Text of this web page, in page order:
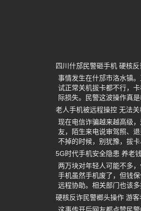
四川什邡民警砸手机 硬核
事情发生在什邡市洛水镇
试正常关机拔卡都不行，
际损失。民警这波操作真
老人手机被远程操控 无法
现在电信诈骗越来越高级
友，陌生来电说审驾照、
不掉的时候，别犹豫，拔
5G时代手机安全隐患 养老
两万块对年轻人可能不多
手机虽然手机废了，但钱
远程协助。相关部门也该
硬核反诈民警榔头操作 游